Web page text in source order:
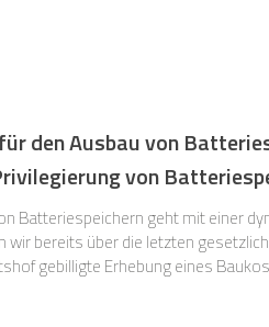
den Ausbau von
von
Batteriespeichern geht mit einer
wir bereits über die letzten